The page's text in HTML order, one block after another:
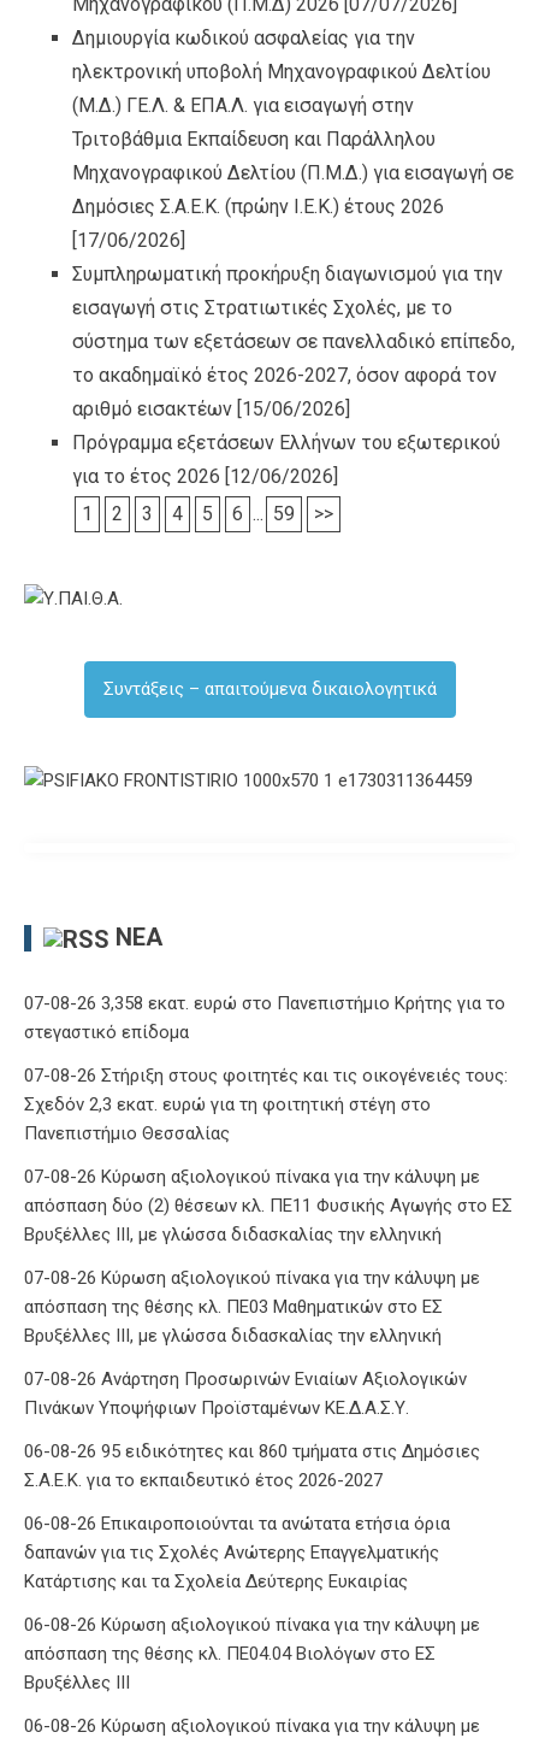
Δημιουργία κωδικού ασφαλείας για την
ηλεκτρονική υποβολή Μηχανογραφικού Δελτίου
(Μ.Δ.) ΓΕ.Λ. & ΕΠΑ.Λ. για εισαγωγή στην
Τριτοβάθμια Εκπαίδευση και Παράλληλου
Μηχανογραφικού Δελτίου (Π.Μ.Δ.) για εισαγωγή σε
Δημόσιες Σ.Α.Ε.Κ. (πρώην Ι.Ε.Κ.) έτους 2026
[17/06/2026]
Συμπληρωματική προκήρυξη διαγωνισμού για την
εισαγωγή στις Στρατιωτικές Σχολές, με το
σύστημα των εξετάσεων σε πανελλαδικό επίπεδο,
το ακαδημαϊκό έτος 2026-2027, όσον αφορά τον
αριθμό εισακτέων [15/06/2026]
Πρόγραμμα εξετάσεων Ελλήνων του εξωτερικού
για το έτος 2026 [12/06/2026]
1
2 3 4 5 6 ... 59 >>
Συντάξεις – απαιτούμενα δικαιολογητικά
ΝΈΑ
07-08-26 3,358 εκατ. ευρώ στο Πανεπιστήμιο Κρήτης για το
στεγαστικό επίδομα
07-08-26 Στήριξη στους φοιτητές και τις οικογένειές τους:
Σχεδόν 2,3 εκατ. ευρώ για τη φοιτητική στέγη στο
Πανεπιστήμιο Θεσσαλίας
07-08-26 Κύρωση αξιολογικού πίνακα για την κάλυψη με
απόσπαση δύο (2) θέσεων κλ. ΠΕ11 Φυσικής Αγωγής στο ΕΣ
Βρυξέλλες ΙΙΙ, με γλώσσα διδασκαλίας την ελληνική
07-08-26 Κύρωση αξιολογικού πίνακα για την κάλυψη με
απόσπαση της θέσης κλ. ΠΕ03 Μαθηματικών στο ΕΣ
Βρυξέλλες ΙΙΙ, με γλώσσα διδασκαλίας την ελληνική
07-08-26 Ανάρτηση Προσωρινών Ενιαίων Αξιολογικών
Πινάκων Υποψήφιων Προϊσταμένων ΚΕ.Δ.Α.Σ.Υ.
06-08-26 95 ειδικότητες και 860 τμήματα στις Δημόσιες
Σ.Α.Ε.Κ. για το εκπαιδευτικό έτος 2026-2027
06-08-26 Επικαιροποιούνται τα ανώτατα ετήσια όρια
δαπανών για τις Σχολές Ανώτερης Επαγγελματικής
Κατάρτισης και τα Σχολεία Δεύτερης Ευκαιρίας
06-08-26 Κύρωση αξιολογικού πίνακα για την κάλυψη με
απόσπαση της θέσης κλ. ΠΕ04.04 Βιολόγων στο ΕΣ
Βρυξέλλες ΙΙΙ
06-08-26 Κύρωση αξιολογικού πίνακα για την κάλυψη με